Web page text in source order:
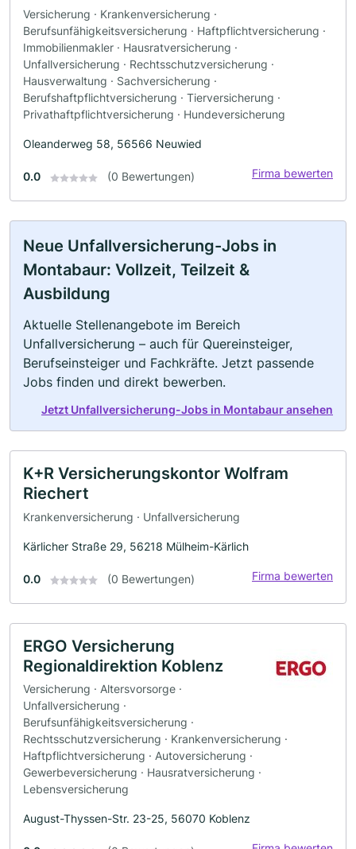
Versicherung · Krankenversicherung ·
Berufsunfähigkeitsversicherung · Haftpflichtversicherung ·
Immobilienmakler · Hausratversicherung ·
Unfallversicherung · Rechtsschutzversicherung ·
Hausverwaltung · Sachversicherung ·
Berufshaftpflichtversicherung · Tierversicherung ·
Privathaftpflichtversicherung · Hundeversicherung
Oleanderweg 58, 56566 Neuwied
0.0 (0 Bewertungen) Firma bewerten
Neue Unfallversicherung-Jobs in
Montabaur: Vollzeit, Teilzeit &
Ausbildung
Aktuelle Stellenangebote im Bereich
Unfallversicherung – auch für Quereinsteiger,
Berufseinsteiger und Fachkräfte. Jetzt passende
Jobs finden und direkt bewerben.
Jetzt Unfallversicherung-Jobs in Montabaur ansehen
K+R Versicherungskontor Wolfram
Riechert
Krankenversicherung · Unfallversicherung
Kärlicher Straße 29, 56218 Mülheim-Kärlich
0.0 (0 Bewertungen) Firma bewerten
ERGO Versicherung
Regionaldirektion Koblenz
Versicherung · Altersvorsorge ·
Unfallversicherung ·
Berufsunfähigkeitsversicherung ·
Rechtsschutzversicherung · Krankenversicherung ·
Haftpflichtversicherung · Autoversicherung ·
Gewerbeversicherung · Hausratversicherung ·
Lebensversicherung
August-Thyssen-Str. 23-25, 56070 Koblenz